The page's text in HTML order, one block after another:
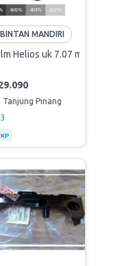
MANDIRI
Helios uk 7.07 m2
Tanjung Pinang
3